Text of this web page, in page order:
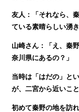
友人：「それなら、
ている素晴らしい湧
山崎さん：「え、秦
奈川県にあるの？」
当時は「はだの」と
が、二宮から近いこと
初めて秦野の地を訪